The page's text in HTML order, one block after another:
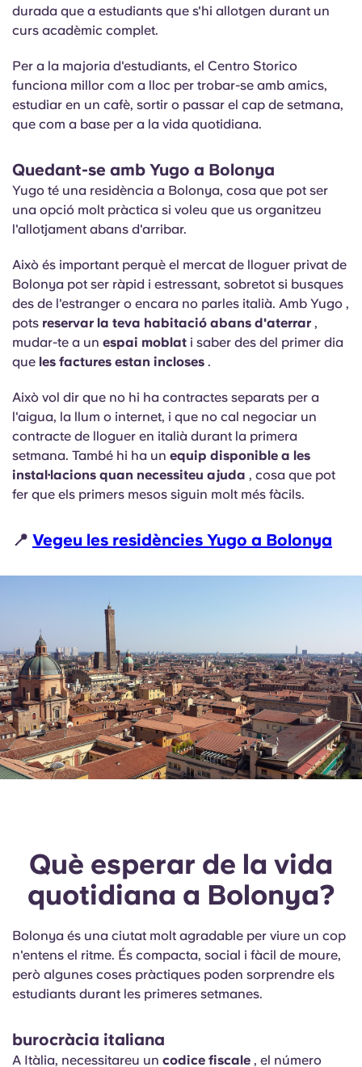
durada que a estudiants que s'hi allotgen durant un
curs acadèmic complet.
Per a la majoria d'estudiants, el Centro Storico
funciona millor com a lloc per trobar-se amb amics,
estudiar en un cafè, sortir o passar el cap de setmana,
que com a base per a la vida quotidiana.
Quedant-se amb Yugo a Bolonya
Yugo té una residència a Bolonya, cosa que pot ser
una opció molt pràctica si voleu que us organitzeu
l'allotjament abans d'arribar.
Això és important perquè el mercat de lloguer privat de
Bolonya pot ser ràpid i estressant, sobretot si busques
des de l'estranger o encara no parles italià. Amb Yugo ,
pots reservar la teva habitació abans d'aterrar ,
mudar-te a un espai moblat i saber des del primer dia
que les factures estan incloses .
Això vol dir que no hi ha contractes separats per a
l'aigua, la llum o internet, i que no cal negociar un
contracte de lloguer en italià durant la primera
setmana. També hi ha un equip disponible a les
instal·lacions quan necessiteu ajuda , cosa que pot
fer que els primers mesos siguin molt més fàcils.
📍 Vegeu les residències Yugo a Bolonya
Què esperar de la vida
quotidiana a Bolonya?
Bolonya és una ciutat molt agradable per viure un cop
n'entens el ritme. És compacta, social i fàcil de moure,
però algunes coses pràctiques poden sorprendre els
estudiants durant les primeres setmanes.
burocràcia italiana
A Itàlia, necessitareu un codice fiscale , el número